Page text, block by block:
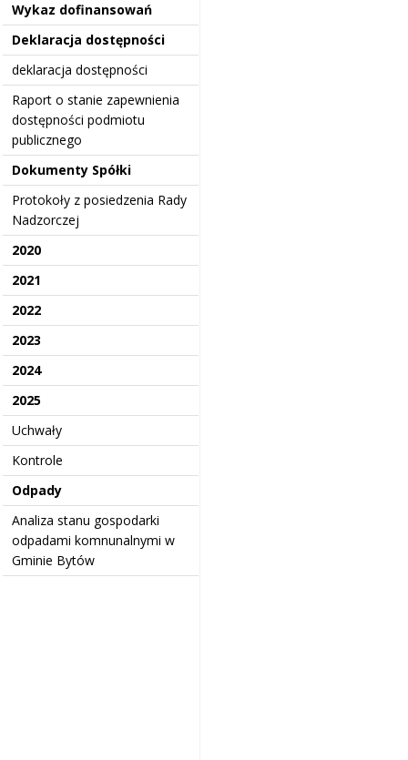
Wykaz dofinansowań
Deklaracja dostępności
deklaracja dostępności
Raport o stanie zapewnienia
dostępności podmiotu
publicznego
Dokumenty Spółki
Protokoły z posiedzenia Rady
Nadzorczej
2020
2021
2022
2023
2024
2025
Uchwały
Kontrole
Odpady
Analiza stanu gospodarki
odpadami komnunalnymi w
Gminie Bytów